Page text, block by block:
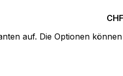
CHF
auf. Die Optionen